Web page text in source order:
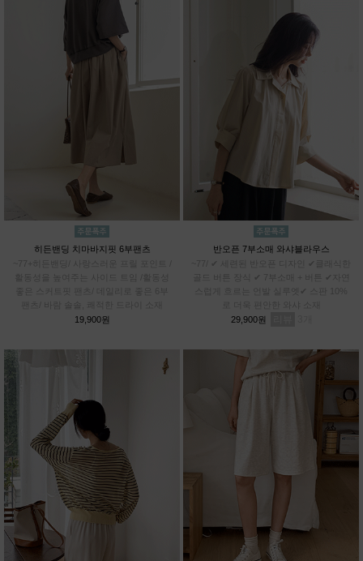
히든밴딩 치마바지핏 6부팬츠
~77+히든밴딩/ 사랑스러운 프릴 포인트 /
활동성을 높여주는 사이드 트임 /활동성
좋은 스커트핏 팬츠/ 데일리로 좋은 6부
팬츠/ 바람 솔솔, 쾌적한 드라이 소재
19,900원
반오픈 7부소매 와샤블라우스
~77/ ✔ 세련된 반오픈 디자인 ✔클래식한
골드 버튼 장식 ✔ 7부소매 + 버튼 ✔자연
스럽게 흐르는 언발 실루엣✔ 스판 10%
로 더욱 편안한 와샤 소재
29,900원